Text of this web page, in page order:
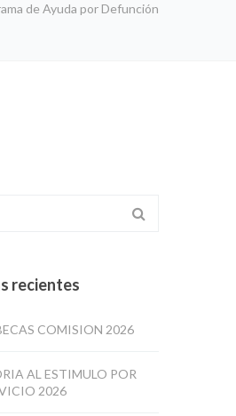
de Ayuda por Defunción
recientes
COMISION 2026
AL ESTIMULO POR
2026